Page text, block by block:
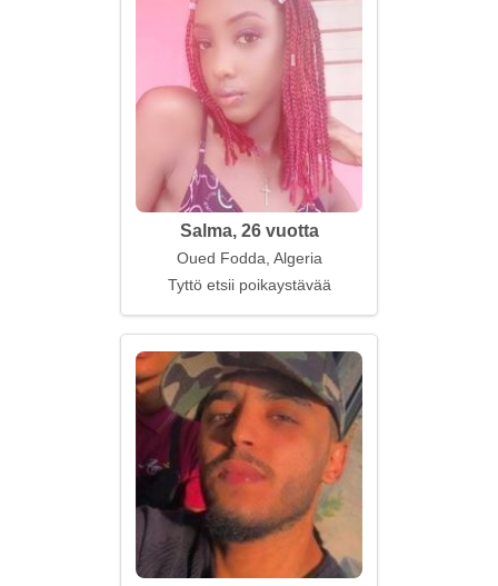
Salma, 26 vuotta
Oued Fodda, Algeria
Tyttö etsii poikaystävää